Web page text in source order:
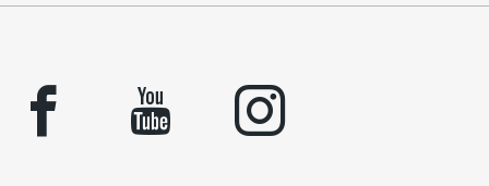
facebook youtube instagram